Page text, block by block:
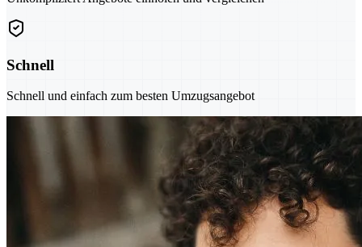
Schnell
Schnell und einfach zum besten Umzugsangebot